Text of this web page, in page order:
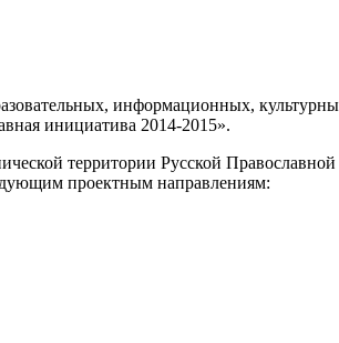
информационных,
инициатива 2014-2015».
территории Русской
проектным направлениям: